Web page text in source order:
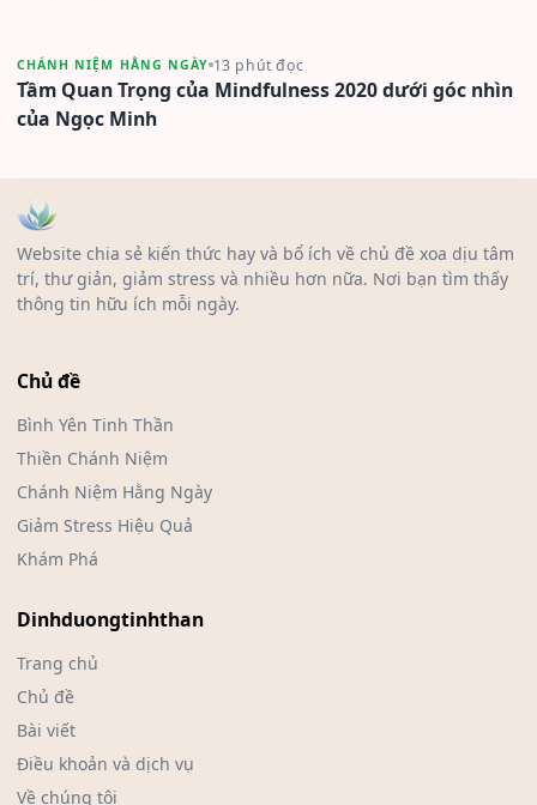
CHÁNH NIỆM HẰNG NGÀY 13 phút đọc
Tầm Quan Trọng của Mindfulness 2020 dưới góc nhìn
của Ngọc Minh
Website chia sẻ kiến thức hay và bổ ích về chủ đề xoa dịu tâm
trí, thư giản, giảm stress và nhiều hơn nữa. Nơi bạn tìm thấy
thông tin hữu ích mỗi ngày.
Chủ đề
Bình Yên Tinh Thần
Thiền Chánh Niệm
Chánh Niệm Hằng Ngày
Giảm Stress Hiệu Quả
Khám Phá
Dinhduongtinhthan
Trang chủ
Chủ đề
Bài viết
Điều khoản và dịch vụ
Về chúng tôi